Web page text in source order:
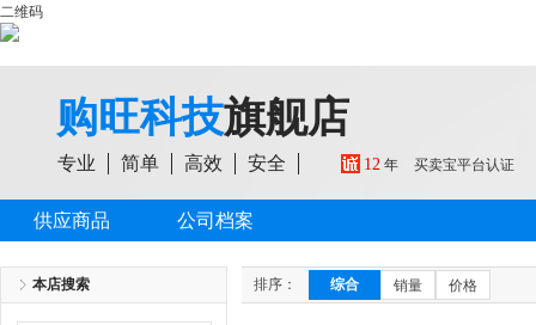
二维码
购旺科技旗舰店
专业 简单 高效 安全 12 年 买卖宝平台认证
供应商品 公司档案
排序： 综合 销量 价格
本店搜索